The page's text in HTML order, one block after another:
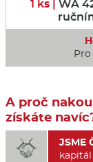
1 ks | WA
A proč
získáte
 JSME